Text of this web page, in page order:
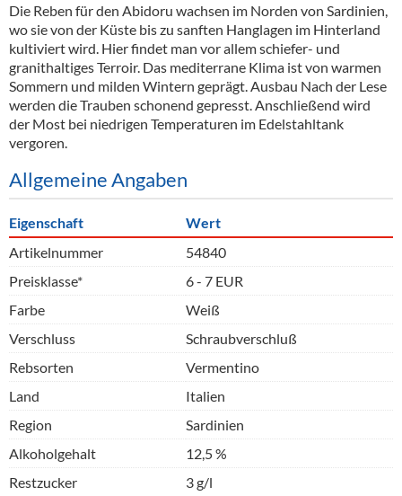
Die Reben für den Abidoru wachsen im Norden von Sardinien,
wo sie von der Küste bis zu sanften Hanglagen im Hinterland
kultiviert wird. Hier findet man vor allem schiefer- und
granithaltiges Terroir. Das mediterrane Klima ist von warmen
Sommern und milden Wintern geprägt. Ausbau Nach der Lese
werden die Trauben schonend gepresst. Anschließend wird
der Most bei niedrigen Temperaturen im Edelstahltank
vergoren.
Allgemeine Angaben
Eigenschaft
Wert
Artikelnummer
54840
Preisklasse*
6 - 7 EUR
Farbe
Weiß
Verschluss
Schraubverschluß
Rebsorten
Vermentino
Land
Italien
Region
Sardinien
Alkoholgehalt
12,5 %
Restzucker
3 g/l